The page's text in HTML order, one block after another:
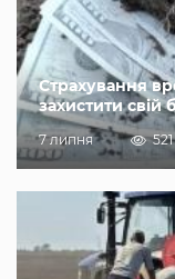
Страхування
захистити свій
7 липня 521